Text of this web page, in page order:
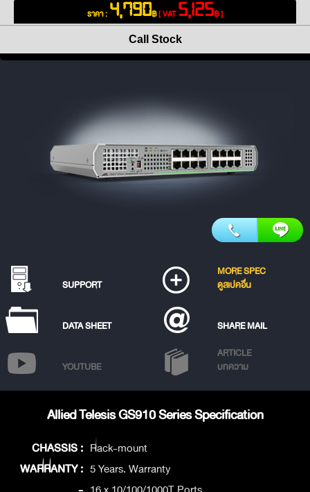
ราคา : 4,790฿[ VAT5,125฿ ]
Call Stock
SUPPORT
MORE SPEC
ดูสเปคอื่น
DATA SHEET SHARE MAIL
YOUTUBE
ARTICLE
บทความ
Allied Telesis GS910 Series Specification
CHASSIS : Rack-mount
WARRANTY : 5 Years. Warranty